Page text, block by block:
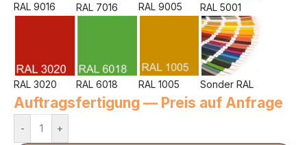
RAL 9016 RAL 7016 RAL 9005 RAL 5001
RAL 3020 RAL 6018 RAL 1005 Sonder RAL
Auftragsfertigung — Preis auf Anfrage
- +